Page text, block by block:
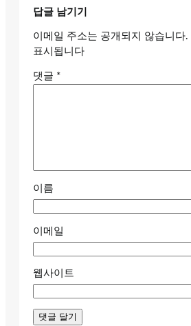
답글 남기기
이메일 주소는 공개되지 않습니다.
표시됩니다
댓글 *
이름
이메일
웹사이트